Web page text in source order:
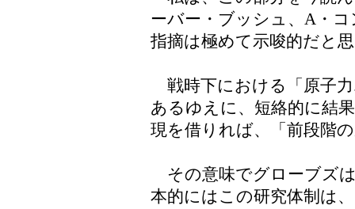
ーバー・ブッシュ、A・
指摘は極めて示唆的だと
戦時下における「原子
あるゆえに、短絡的に結
現を借りれば、「前段階
その意味でグローブズ
本的にはこの研究体制は